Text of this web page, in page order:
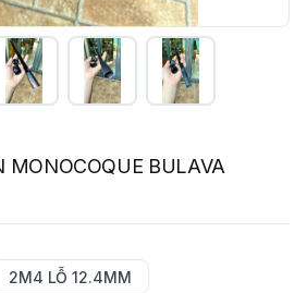
MONOCOQUE BULAVA
2M4 LỖ 12.4MM